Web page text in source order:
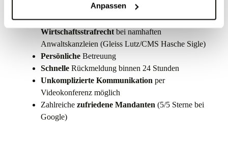
Anpassen
(Zertifizierter Berater – DeutscheAnwaltAkademie)
Mehrjährige Berufserfahrung im
Wirtschaftsstrafrecht bei namhaften
Anwaltskanzleien (Gleiss Lutz/CMS Hasche Sigle)
Persönliche Betreuung
Schnelle Rückmeldung binnen 24 Stunden
Unkomplizierte Kommunikation per
Videokonferenz möglich
Zahlreiche zufriedene Mandanten (5/5 Sterne bei
Google)